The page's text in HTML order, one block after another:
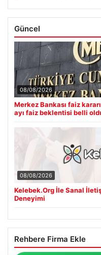
Güncel
08/08/2026
Merkez Bankası faiz
ayı faiz beklentisi belli
08/08/2026
Kelebek.Org İle Sanal
Deneyimi
Rehbere Firma Ekle